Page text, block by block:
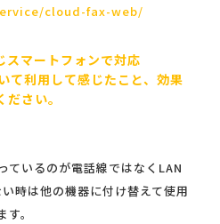
cloud-fax-web/
スマートフォンで対応
て利用して感じたこと、効果
さい。
ているのが電話線ではなくLAN
時は他の機器に付け替えて使用
。